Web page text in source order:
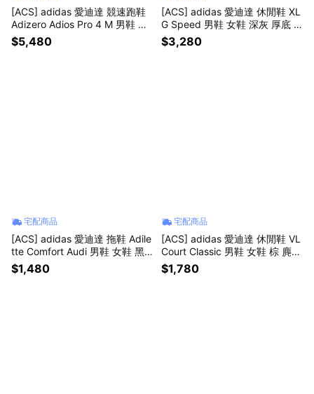
[ACS] adidas 愛迪達 競速跑鞋
Adizero Adios Pro 4 M 男鞋 白
緩震 運動鞋 JR1656
$5,480
[ACS] adidas 愛迪達 休閒鞋 XL
G Speed 男鞋 女鞋 深灰 厚底 K
J6500
$3,280
宅配商品
[ACS] adidas 愛迪達 拖鞋 Adile
tte Comfort Audi 男鞋 女鞋 黑
奧迪 快乾 KI6084
$1,480
宅配商品
[ACS] adidas 愛迪達 休閒鞋 VL
Court Classic 男鞋 女鞋 棕 麂皮
膠底 復古 KK3773
$1,780